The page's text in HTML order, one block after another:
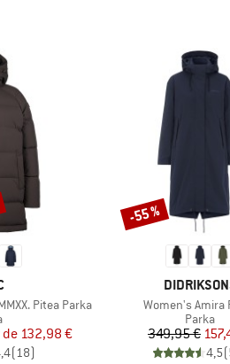
Pitea Parka
group
réduit
de 132,98 €
(18)
MARQUE
Article
Women's Amira
Product
Parka
Prix
349,95 €Prix
4,5(
Remise
-55 %